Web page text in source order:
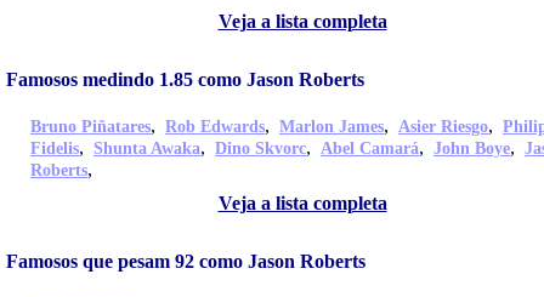
Veja a lista completa
Famosos medindo 1.85 como Jason Roberts
Bruno Piñatares, Rob Edwards, Marlon James, Asier Riesgo,
Fidelis, Shunta Awaka, Dino Skvorc, Abel Camará, John Boye,
Roberts,
Veja a lista completa
Famosos que pesam 92 como Jason Roberts